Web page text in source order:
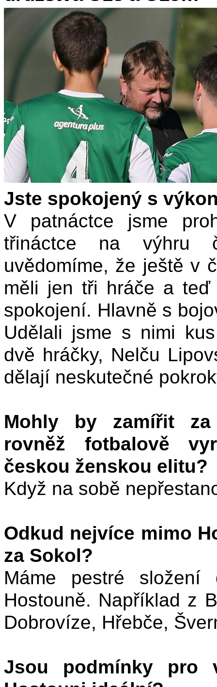
Jste spokojený s
V patnáctce jsme
třináctce na výhru
uvědomíme, že ještě v
měli jen tři hráče a
spokojení. Hlavně s
Udělali jsme s nimi
dvě hráčky, Nelču
dělají neskutečné
Mohly by zamířit za
rovněž fotbalově
českou ženskou elitu?
Když na sobě
Odkud nejvíce mimo
za Sokol?
Máme pestré
Hostouně. Například z
Dobrovíze, Hřebče,
Jsou podmínky pro